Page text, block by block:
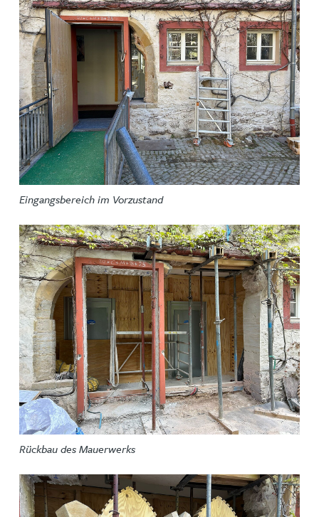
Eingangsbereich im Vorzustand
Rückbau des Mauerwerks